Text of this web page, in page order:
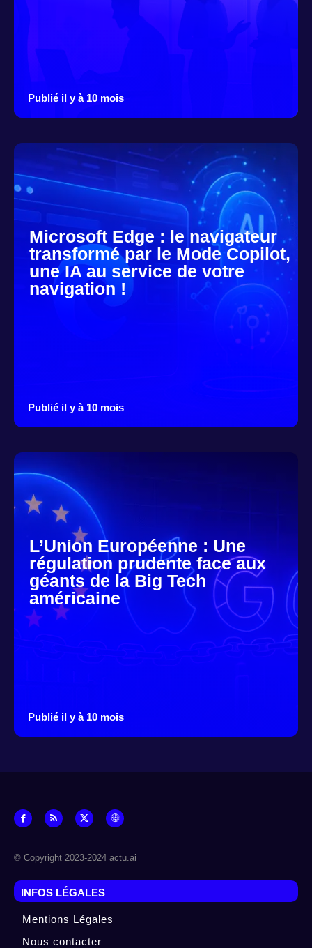
Publié il y à 10 mois
Microsoft Edge : le navigateur
transformé par le Mode Copilot,
une IA au service de votre
navigation !
Publié il y à 10 mois
L’Union Européenne : Une
régulation prudente face aux
géants de la Big Tech
américaine
Publié il y à 10 mois
© Copyright 2023-2024 actu.ai
INFOS LÉGALES
Mentions Légales
Nous contacter